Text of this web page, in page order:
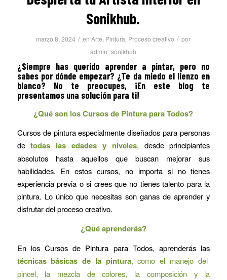
Sonikhub.
marzo 8, 2024 / enArte, Pintura, Proceso creativo / por
admin_sonikhub
¿Siempre has querido aprender a pintar, pero no
sabes por dónde empezar? ¿Te da miedo el lienzo en
blanco? No te preocupes, ¡En este blog te
presentamos una solución para ti!
¿Qué son los Cursos de Pintura para Todos?
Cursos de pintura especialmente diseñados para personas
detodas las edades y niveles, desde principiantes
absolutos hasta aquellos que buscan mejorar sus
habilidades. En estos cursos, no importa si no tienes
experiencia previa o si crees que no tienes talento para la
pintura. Lo único que necesitas son ganas de aprender y
disfrutar del proceso creativo.
¿Qué aprenderás?
En los Cursos de Pintura para Todos, aprenderás las
técnicas básicas de la pintura, como el manejo del
pincel, la mezcla de colores, la composición y la